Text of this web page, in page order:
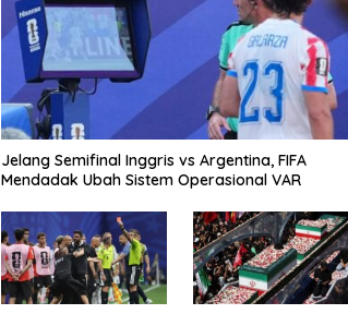
Jelang Semifinal Inggris vs Argentina, FIFA
Mendadak Ubah Sistem Operasional VAR